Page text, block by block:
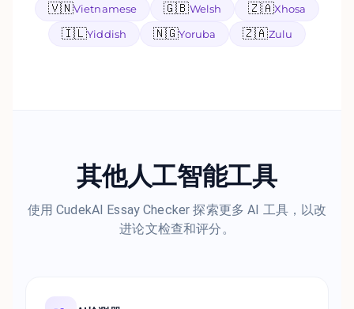
🇻🇳Vietnamese 🇬🇧Welsh 🇿🇦Xhosa
🇮🇱Yiddish 🇳🇬Yoruba 🇿🇦Zulu
其他人工智能工具
使用 CudekAI Essay Checker 探索更多 AI 工具，以改
进论文检查和评分。